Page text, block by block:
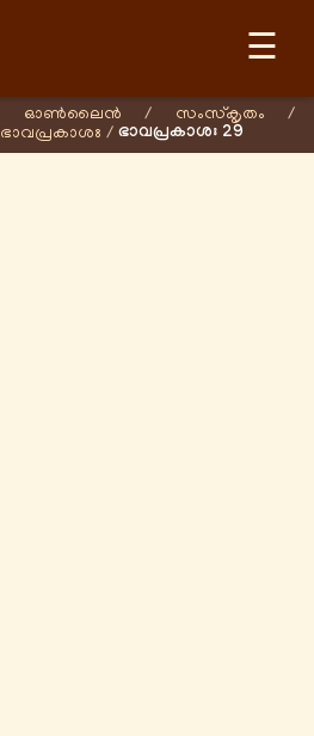
☰
ഓണ്‍ലൈന്‍ / സംസ്കൃതം
/
ഭാവപ്രകാശഃ / ഭാവപ്രകാശഃ 29